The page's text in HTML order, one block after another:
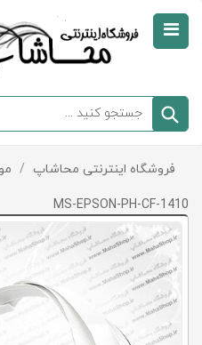
سبد
خالی
است
فروشگاه اینترنتی محاشاپ /
MS-EPSON-PH-CF-1410